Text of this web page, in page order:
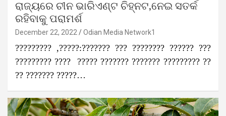
ରାଜ୍ୟରେ ଚୀନ ଭାରିଏଣ୍ଟ ଚିହ୍ନଟ,ନେଇ ସତର୍କ
ରହିବାକୁ ପରାମର୍ଶ
December 22, 2022 Odian Media Network1
????????? ,?????:??????? ??? ???????? ?????? ???
????????? ???? ????? ??????? ??????? ????????? ??
?? ??????? ?????…